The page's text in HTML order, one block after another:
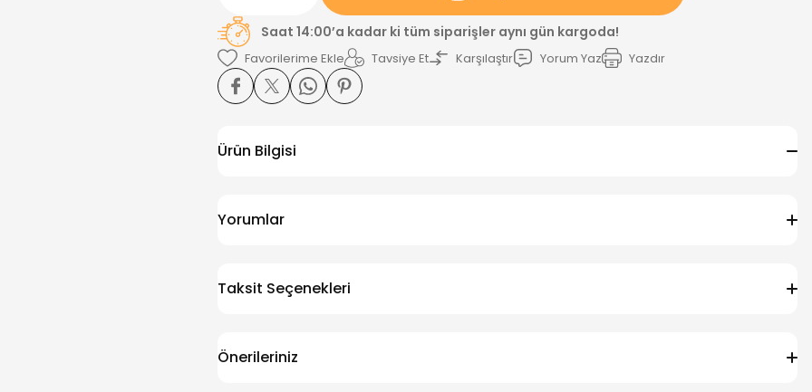
Saat 14:00’a kadar ki tüm siparişler aynı gün kargoda!
Tavsiye Et Karşılaştır Yorum Yaz Yazdır
Ürün Bilgisi
Yorumlar
Taksit Seçenekleri
Önerileriniz